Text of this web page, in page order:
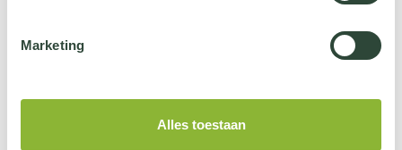
Marketing
Alles toestaan